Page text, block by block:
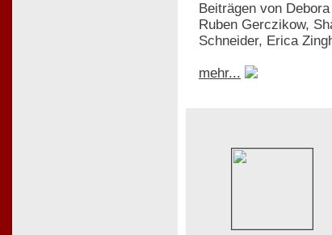
Beiträgen von
Ruben Gerczikow,
Schneider, Erica
mehr...